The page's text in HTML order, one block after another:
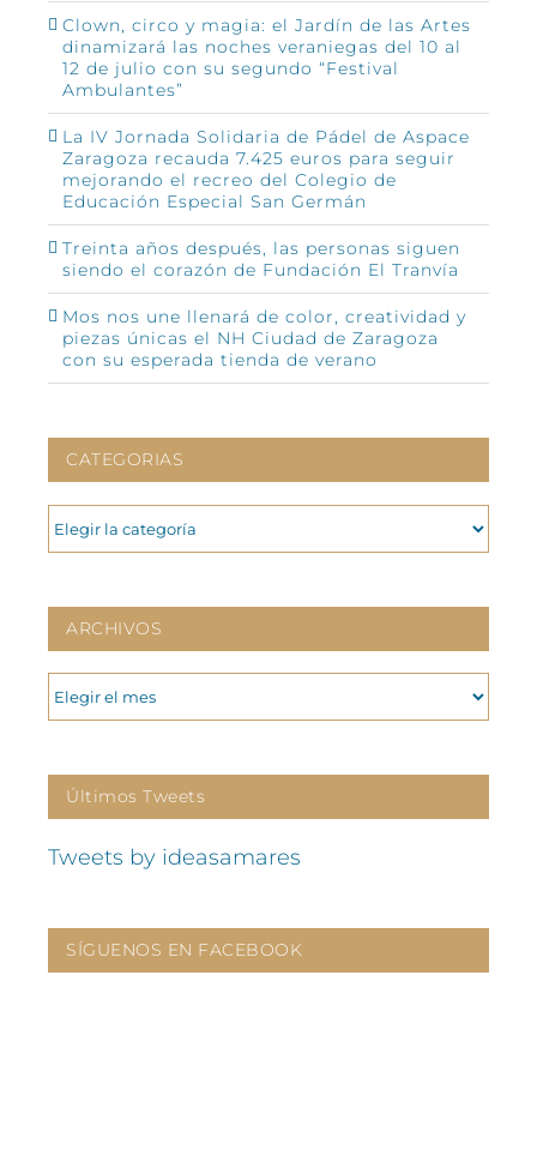
Clown, circo y magia: el Jardín de las Artes
dinamizará las noches veraniegas del 10 al
12 de julio con su segundo “Festival
Ambulantes”
La IV Jornada Solidaria de Pádel de Aspace
Zaragoza recauda 7.425 euros para seguir
mejorando el recreo del Colegio de
Educación Especial San Germán
Treinta años después, las personas siguen
siendo el corazón de Fundación El Tranvía
Mos nos une llenará de color, creatividad y
piezas únicas el NH Ciudad de Zaragoza
con su esperada tienda de verano
CATEGORIAS
CATEGORIAS
ARCHIVOS
ARCHIVOS
Últimos Tweets
Tweets by ideasamares
SÍGUENOS EN FACEBOOK